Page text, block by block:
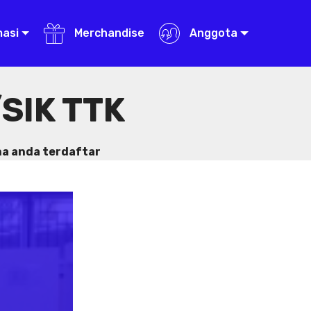
Merchandise Anggota
TTK
anda terdaftar